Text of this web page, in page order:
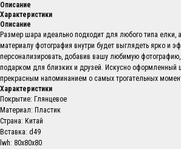
Описание
Характеристики
Описание
Размер шара идеально подходит для любого типа елки,
материалу фотография внутри будет выглядеть ярко и
персонализировать, добавив вашу любимую
подарком для близких и друзей. Искусно оформленный
прекрасным напоминанием о самых трогательных
Характеристики
Покрытие: Глянцевое
Материал: Пластик
Страна: Китай
Вставка: d49
lwh: 80x80x80